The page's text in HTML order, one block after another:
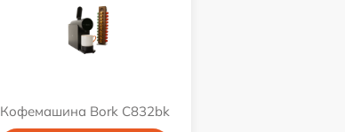
Кофемашина Bork C832bk